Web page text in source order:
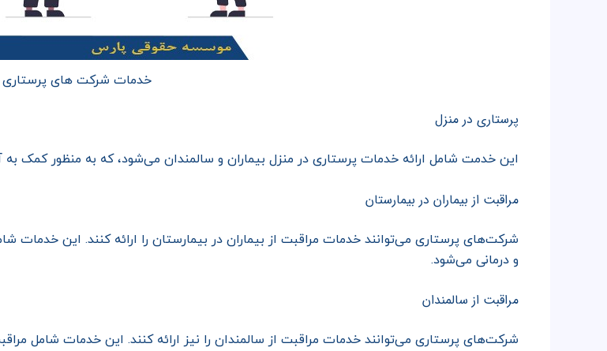
خدمات شرکت های پرستاری
پرستاری در منزل
این خدمت شامل ارائه خدمات پرستاری در منزل بیماران و سالمندان می‌شود، که به منظور کمک به
مراقبت از بیماران در بیمارستان
شرکت‌های پرستاری می‌توانند خدمات مراقبت از بیماران در بیمارستان را ارائه کنند. این
و درمانی می‌شود.
مراقبت از سالمندان
شرکت‌های پرستاری می‌توانند خدمات مراقبت از سالمندان را نیز ارائه کنند. این خدمات شامل